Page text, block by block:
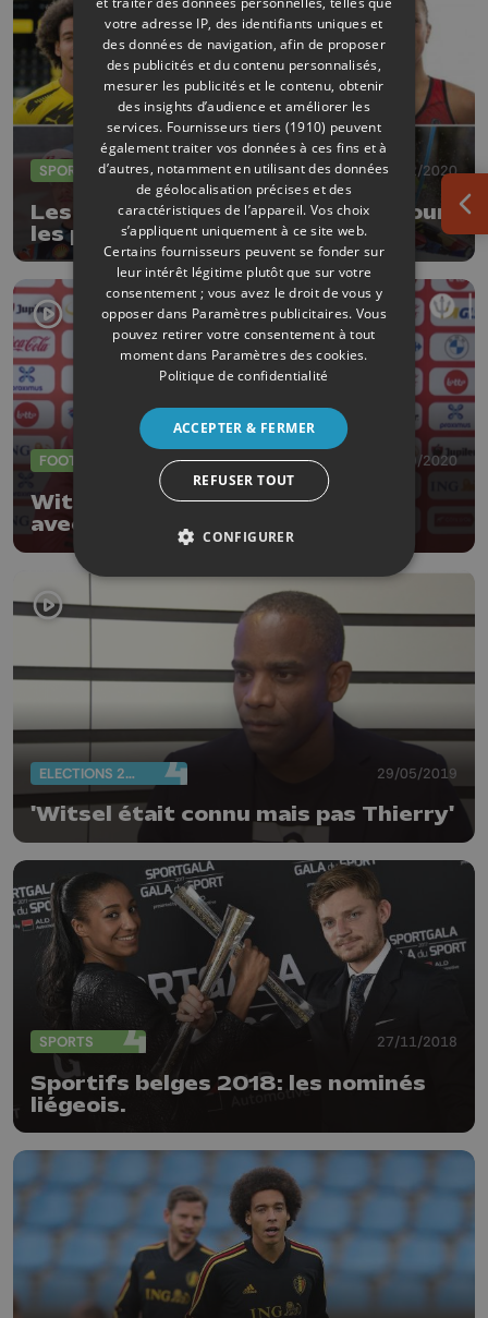
SPORTS 09/12/2020
Les nominés liégeois en course pour
les prix sportifs 2020
FOOTBALL 03/09/2020
Witsel: "Bizarre d'ouvrir la saison
avec la Belgique"
ELECTIONS 2019 29/05/2019
'Witsel était connu mais pas Thierry'
SPORTS 27/11/2018
Sportifs belges 2018: les nominés
liégeois.
votre adresse IP, des identifiants uniques et
des données de navigation, afin de proposer
des publicités et du contenu personnalisés,
mesurer les publicités et le contenu, obtenir
des insights d’audience et améliorer les
services. Fournisseurs tiers (1910) peuvent
également traiter vos données à ces fins et à
d’autres, notamment en utilisant des données
de géolocalisation précises et des
caractéristiques de l’appareil. Vos choix
s’appliquent uniquement à ce site web.
Certains fournisseurs peuvent se fonder sur
leur intérêt légitime plutôt que sur votre
consentement ; vous avez le droit de vous y
opposer dans Paramètres publicitaires. Vous
pouvez retirer votre consentement à tout
moment dans Paramètres des cookies.
Politique de confidentialité
ACCEPTER & FERMER
REFUSER TOUT
CONFIGURER